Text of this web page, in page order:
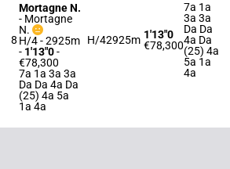
8
Mortagne N.
- Mortagne
N.
H/4 - 2925m
- 1'13"0-
€78,300
7a 1a 3a 3a
Da Da 4a Da
(25) 4a 5a
1a 4a
H/42925m 1'13"0
€78,300
7a 1a
3a 3a
Da Da
4a Da
(25) 4a
5a 1a
4a